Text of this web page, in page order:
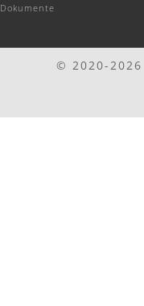
Dokumente
© 2020-2026